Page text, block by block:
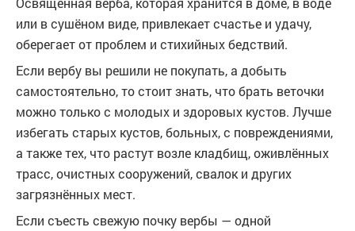
или в сушёном виде, привлекает счастье и удачу,
оберегает от проблем и стихийных бедствий.
Если вербу вы решили не покупать, а добыть
самостоятельно, то стоит знать, что брать веточки
можно только с молодых и здоровых кустов. Лучше
избегать старых кустов, больных, с повреждениями,
а также тех, что растут возле кладбищ, оживлённых
трасс, очистных сооружений, свалок и других
загрязнённых мест.
Если съесть свежую почку вербы — одной